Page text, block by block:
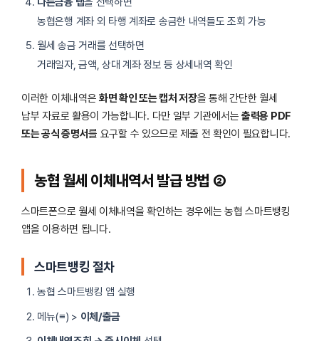
농협은행 계좌 외 타행 계좌로 송금한 내역들도 조회 가능
월세 송금 거래를 선택하면
거래일자, 금액, 상대 계좌 정보 등 상세내역 확인
이러한 이체내역은 화면 확인 또는 캡처 저장을 통해 간단한 월세
납부 자료로 활용이 가능합니다. 다만 일부 기관에서는 출력용 PDF
또는 공식 증명서를 요구할 수 있으므로 제출 전 확인이 필요합니다.
농협 월세 이체내역서 발급 방법 ②
스마트폰으로 월세 이체내역을 확인하는 경우에는 농협 스마트뱅킹
앱을 이용하면 됩니다.
스마트뱅킹 절차
농협 스마트뱅킹 앱 실행
메뉴(≡) > 이체/출금